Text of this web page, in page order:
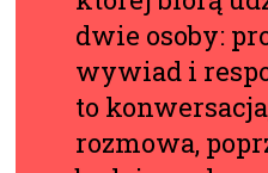
dwie osoby:
wywiad i
to
rozmowa,